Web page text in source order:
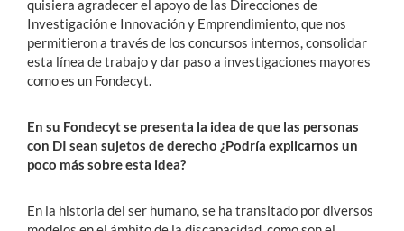
quisiera agradecer el apoyo de las Direcciones de
Investigación e Innovación y Emprendimiento, que nos
permitieron a través de los concursos internos, consolidar
esta línea de trabajo y dar paso a investigaciones mayores
como es un Fondecyt.
En su Fondecyt se presenta la idea de que las personas
con DI sean sujetos de derecho ¿Podría explicarnos un
poco más sobre esta idea?
En la historia del ser humano, se ha transitado por diversos